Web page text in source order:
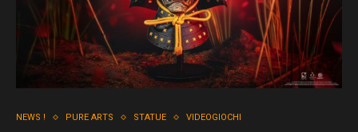
NEWS ! PURE ARTS STATUE VIDEOGIOCHI